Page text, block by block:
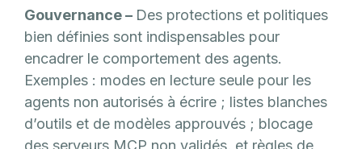
Gouvernance – Des protections et politiques
bien définies sont indispensables pour
encadrer le comportement des agents.
Exemples : modes en lecture seule pour les
agents non autorisés à écrire ; listes blanches
d’outils et de modèles approuvés ; blocage